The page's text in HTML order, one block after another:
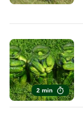
2 min